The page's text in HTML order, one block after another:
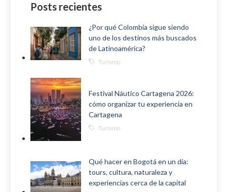
Posts recientes
¿Por qué Colombia sigue siendo
uno de los destinos más buscados
de Latinoamérica?
Turismo
Festival Náutico Cartagena 2026:
cómo organizar tu experiencia en
Cartagena
Turismo
Qué hacer en Bogotá en un día:
tours, cultura, naturaleza y
experiencias cerca de la capital